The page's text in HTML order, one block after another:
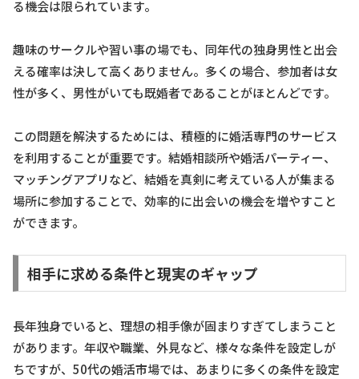
る機会は限られています。
趣味のサークルや習い事の場でも、同年代の独身男性と出会
える確率は決して高くありません。多くの場合、参加者は女
性が多く、男性がいても既婚者であることがほとんどです。
この問題を解決するためには、積極的に婚活専門のサービス
を利用することが重要です。結婚相談所や婚活パーティー、
マッチングアプリなど、結婚を真剣に考えている人が集まる
場所に参加することで、効率的に出会いの機会を増やすこと
ができます。
相手に求める条件と現実のギャップ
長年独身でいると、理想の相手像が固まりすぎてしまうこと
があります。年収や職業、外見など、様々な条件を設定しが
ちですが、50代の婚活市場では、あまりに多くの条件を設定